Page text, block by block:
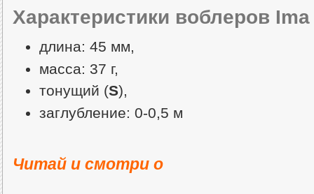
Характеристики воблеров
длина: 45 мм,
масса: 37 г,
тонущий (S),
заглубление: 0-0,5 м
Читай и смотри о